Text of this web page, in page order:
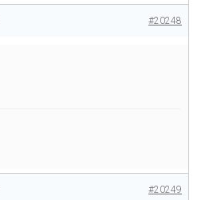
#20248
#20249